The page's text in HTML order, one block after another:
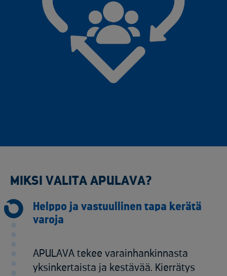
MIKSI VALITA APULAVA?
Helppo ja vastuullinen tapa kerätä
varoja
APULAVA tekee varainhankinnasta
yksinkertaista ja kestävää. Kierrätys